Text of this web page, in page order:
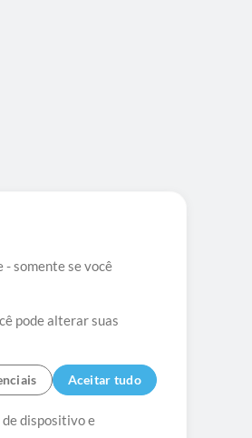
- somente se você
pode alterar suas
Aceitar tudo
dispositivo e